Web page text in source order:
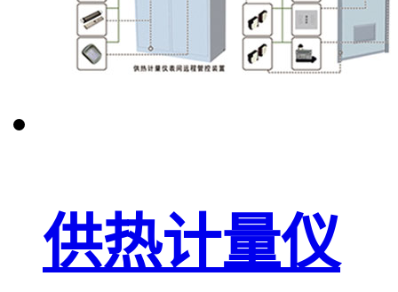
供热计量仪